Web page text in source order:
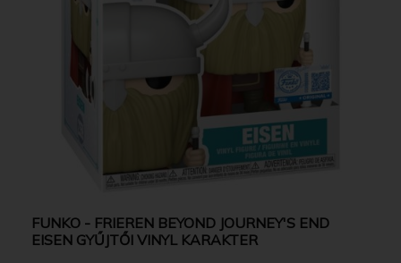
FUNKO - FRIEREN BEYOND JOURNEY'S END
EISEN GYŰJTŐI VINYL KARAKTER